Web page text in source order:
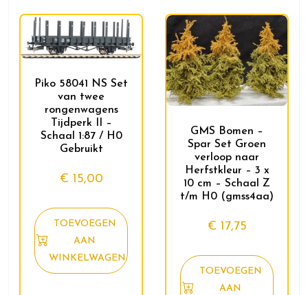
Piko 58041 NS Set
van twee
rongenwagens
Tijdperk II –
Schaal 1:87 / H0
Gebruikt
€ 15,00
TOEVOEGEN
AAN
WINKELWAGEN
GMS Bomen –
Spar Set Groen
verloop naar
Herfstkleur – 3 x
10 cm – Schaal Z
t/m H0 (gmss4aa)
€ 17,75
TOEVOEGEN
AAN